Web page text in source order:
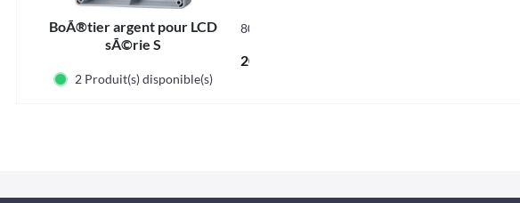
BoÃ®tier argent pour LCD
sÃ©rie S
801013
20,50 € *
2 Produit(s) disponible(s)